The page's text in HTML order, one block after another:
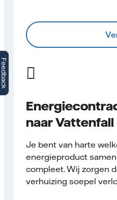
naar Vattenfall
Je bent van harte
energieproduct
compleet. Wij zorgen
verhuizing soepel
Feedback